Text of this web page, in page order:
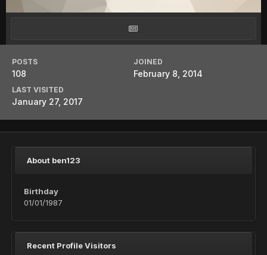
POSTS
108
JOINED
February 8, 2014
LAST VISITED
January 27, 2017
About ben123
Birthday
01/01/1987
Recent Profile Visitors